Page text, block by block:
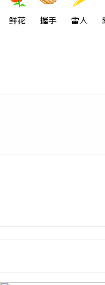
鲜花 握手 雷人